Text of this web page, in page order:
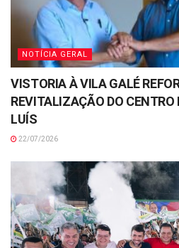
NOTÍCIA GERAL
VISTORIA À VILA GALÉ
REVITALIZAÇÃO DO CENTRO
LUÍS
22/07/2026